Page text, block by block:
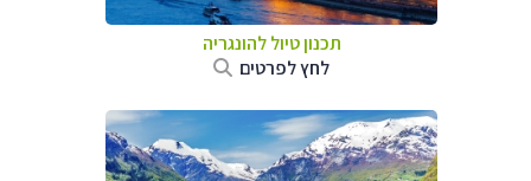
תכנון טיול להונגריה
לחץ לפרטים